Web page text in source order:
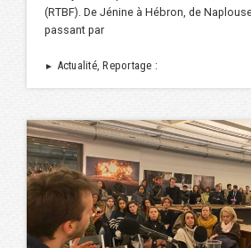
(RTBF). De Jénine à Hébron, de
passant par
► Actualité, Reportage :